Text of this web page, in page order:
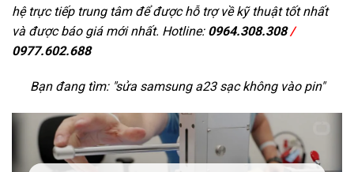
hệ trực tiếp trung tâm để được hỗ trợ về kỹ thuật tốt nhất
và được báo giá mới nhất. Hotline: 0964.308.308/
0977.602.688
Bạn đang tìm: "sửa samsung a23 sạc không vào pin"